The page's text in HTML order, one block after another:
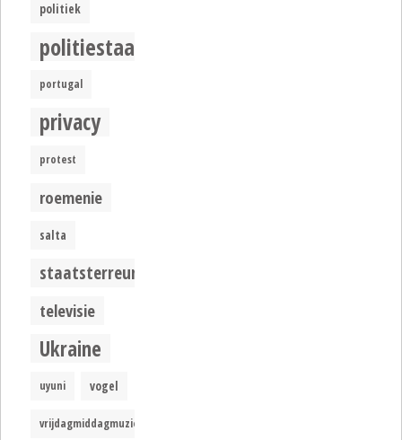
politiek
politiestaat
portugal
privacy
protest
roemenie
salta
staatsterreur
televisie
Ukraine
uyuni vogel
vrijdagmiddagmuziek